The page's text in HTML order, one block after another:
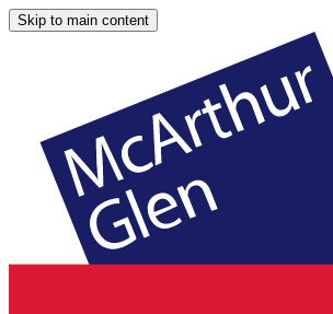
Skip to main content